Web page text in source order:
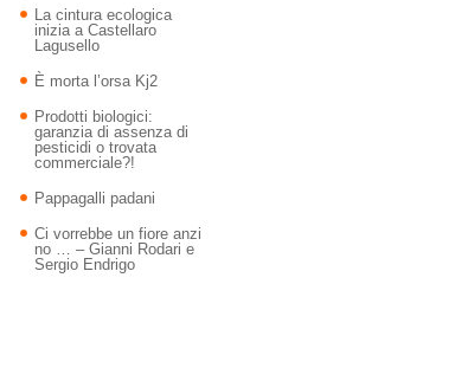
La cintura ecologica
inizia a Castellaro
Lagusello
È morta l’orsa Kj2
Prodotti biologici:
garanzia di assenza di
pesticidi o trovata
commerciale?!
Pappagalli padani
Ci vorrebbe un fiore anzi
no … – Gianni Rodari e
Sergio Endrigo